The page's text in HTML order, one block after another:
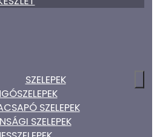
SZELEPEK
SZELEPEK
SZELEPEK